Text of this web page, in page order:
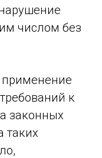
числом без
применение
к
законных
таких